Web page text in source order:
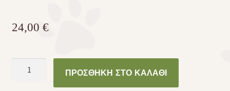
24,00 €
ΠΡΟΣΘΉΚΗ ΣΤΟ ΚΑΛΆΘΙ